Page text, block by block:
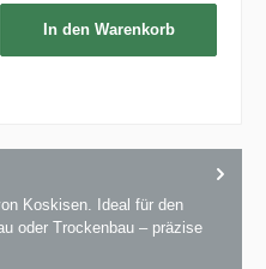
In den Warenkorb
Koskisen. Ideal für den
oder Trockenbau – präzise